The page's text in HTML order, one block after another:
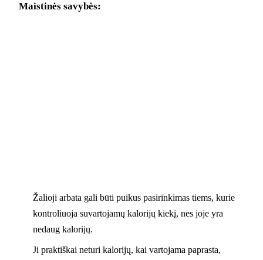
Maistinės savybės:
Žalioji arbata gali būti puikus pasirinkimas tiems, kurie
kontroliuoja suvartojamų kalorijų kiekį, nes joje yra
nedaug kalorijų.
Ji praktiškai neturi kalorijų, kai vartojama paprasta,